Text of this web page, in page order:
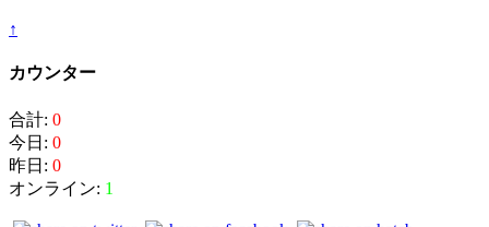
↑
カウンター
合計: 0
今日: 0
昨日: 0
オンライン: 1